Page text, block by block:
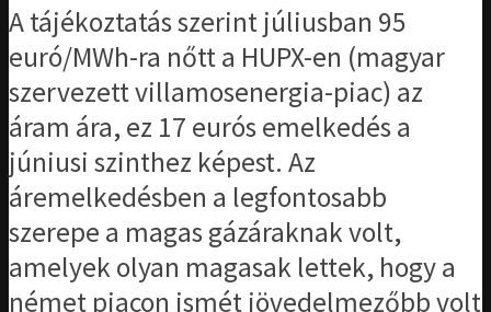
A tájékoztatás szerint júliusban 95
euró/MWh-ra nőtt a HUPX-en (magyar
szervezett villamosenergia-piac) az
áram ára, ez 17 eurós emelkedés a
júniusi szinthez képest. Az
áremelkedésben a legfontosabb
szerepe a magas gázáraknak volt,
amelyek olyan magasak lettek, hogy a
német piacon ismét jövedelmezőbb volt